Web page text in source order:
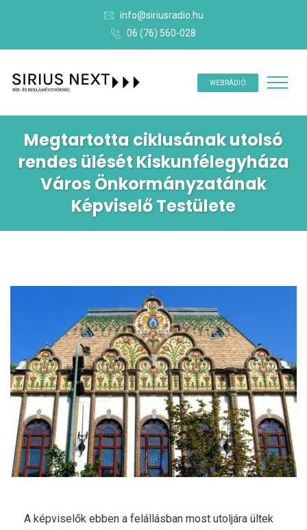
info@siriusradio.hu
06 (76) 560-028
WEBRÁDIÓ
Megtartotta ciklusának utolsó
rendes ülését Kiskunfélegyháza
Város Önkormányzatának
Képviselő Testülete
A képviselők ebben a felállásban most utoljára ültek